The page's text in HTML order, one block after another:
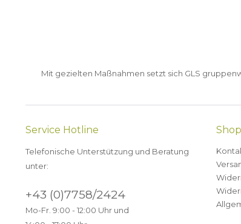
Mit gezielten Maßnahmen setzt sich GLS
Service Hotline
Telefonische Unterstützung und Beratung
unter:
+43 (0)7758/2424
Mo-Fr. 9:00 - 12:00 Uhr und